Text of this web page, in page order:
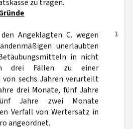
zu tragen.
1
Angeklagten C. wegen
unerlaubten
in nicht
drei Fällen zu einer
sechs Jahren verurteilt
drei Monate, fünf Jahre
Jahre zwei Monate
Verfall von Wertersatz in
angeordnet.